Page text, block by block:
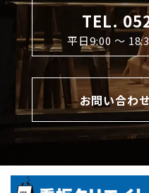
TEL.
平日9:00 〜
お問い合わ